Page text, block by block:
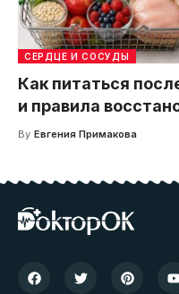
СЕРДЦЕ И СОСУДЫ
Как питаться
и правила
By Евгения Примакова